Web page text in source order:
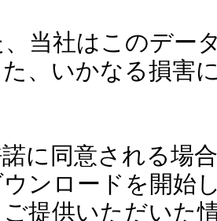
当社はこのデー
、いかなる損害
に同意される場
ウンロードを開始
提供いただいた